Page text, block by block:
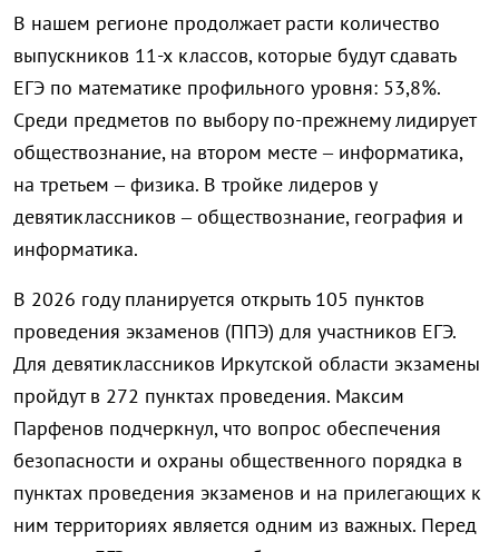
В нашем регионе продолжает расти количество
выпускников 11-х классов, которые будут сдавать
ЕГЭ по математике профильного уровня: 53,8%.
Среди предметов по выбору по-прежнему лидирует
обществознание, на втором месте – информатика,
на третьем – физика. В тройке лидеров у
девятиклассников – обществознание, география и
информатика.
В 2026 году планируется открыть 105 пунктов
проведения экзаменов (ППЭ) для участников ЕГЭ.
Для девятиклассников Иркутской области экзамены
пройдут в 272 пунктах проведения. Максим
Парфенов подчеркнул, что вопрос обеспечения
безопасности и охраны общественного порядка в
пунктах проведения экзаменов и на прилегающих к
ним территориях является одним из важных. Перед